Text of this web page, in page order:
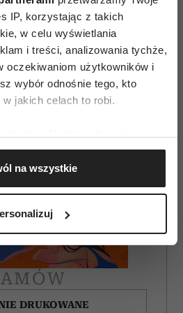
IP, korzystając z takich
w celu wyświetlania
i treści, analizowania tychże,
oczekiwaniom użytkowników i
wybór odnośnie tego, kto
jakich celach to robi.
dotyczące Twojej lokalizacji
nawet do kilku metrów
urządzenie, aktywnie
wirtualny odcisk palca)
ustaw własne preferencje w
Deklaracji plików cookie możesz
zgodę w dowolnej chwili.
na wszystkie
DRUKOWANE